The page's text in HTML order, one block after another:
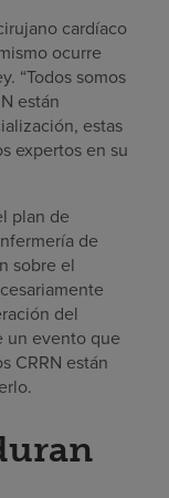
cardíaco
ocurre
“Todos somos
están
estas
expertos en su
plan de
de
sobre el
del
un evento que
CRRN están